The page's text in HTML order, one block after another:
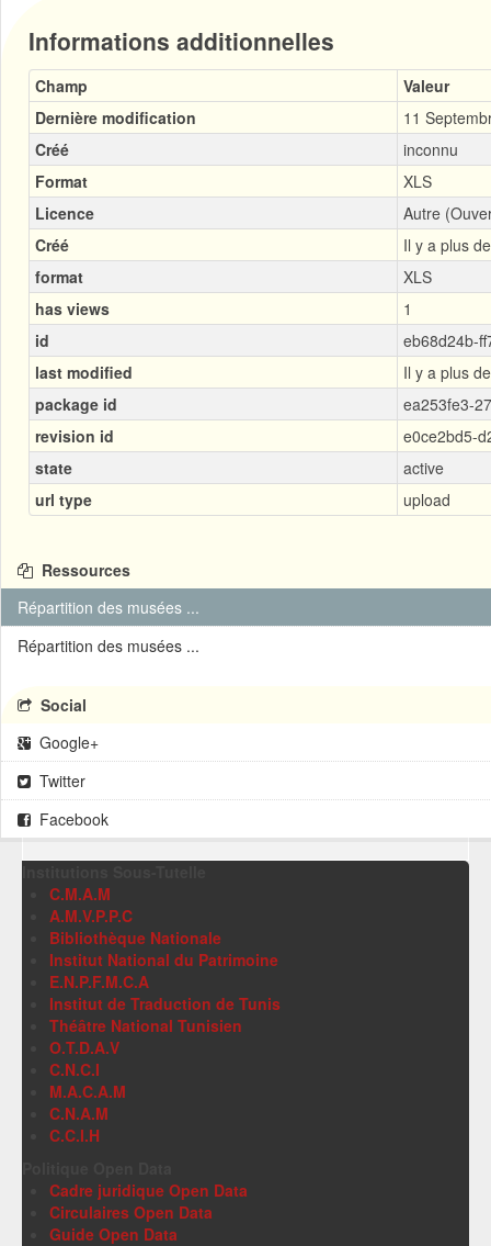
Informations additionnelles
Champ
Valeur
Dernière modification
11
Créé
inconnu
Format
XLS
Licence
Autre
Créé
Il y a plus
format
XLS
has views
1
id
eb68d24b-
last modified
Il y a plus
package id
ea253fe3-
revision id
e0ce2bd5-
state
active
url type
upload
Ressources
Répartition des musées ...
Répartition des musées ...
Social
Google+
Twitter
Facebook
C.M.A.M
A.M.V.P.P.C
Bibliothèque Nationale
Institut National du Patrimoine
E.N.P.F.M.C.A
Institut de Traduction de Tunis
Théâtre National Tunisien
O.T.D.A.V
C.N.C.I
M.A.C.A.M
C.N.A.M
C.C.I.H
Cadre juridique Open Data
Circulaires Open Data
Guide Open Data